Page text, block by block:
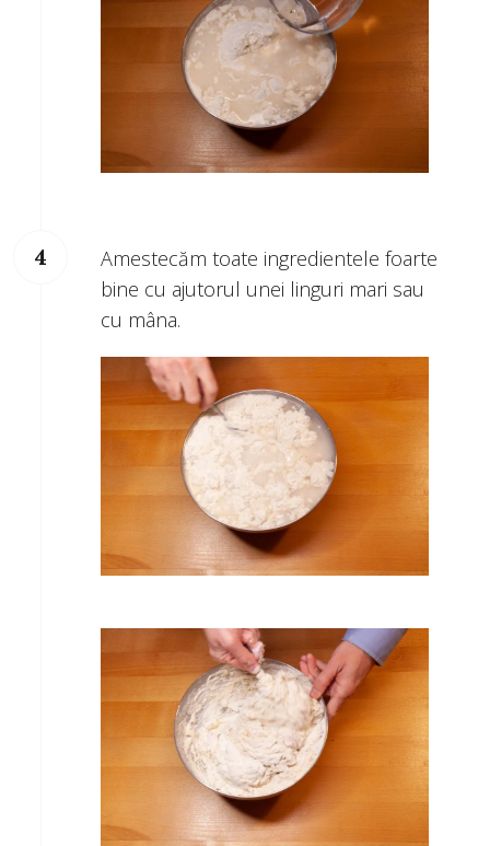
Amestecăm toate ingredientele foarte
bine cu ajutorul unei linguri mari sau
cu mâna.